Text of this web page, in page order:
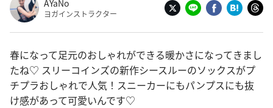
AYaNo
ヨガインストラクター
春になって足元のおしゃれができる暖かさになってきまし
たね♡ スリーコインズの新作シースルーのソックスがプ
チプラおしゃれで人気！スニーカーにもパンプスにも抜
け感があって可愛いんです♡